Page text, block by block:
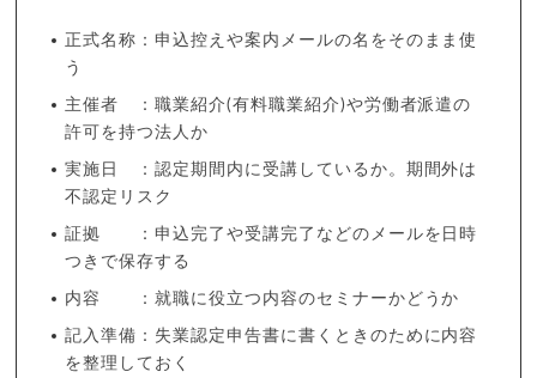
正式名称：申込控えや案内メールの名をそのまま使
う
主催者 ：職業紹介(有料職業紹介)や労働者派遣の
許可を持つ法人か
実施日 ：認定期間内に受講しているか。期間外は
不認定リスク
証拠 ：申込完了や受講完了などのメールを日時
つきで保存する
内容 ：就職に役立つ内容のセミナーかどうか
記入準備：失業認定申告書に書くときのために内容
を整理しておく